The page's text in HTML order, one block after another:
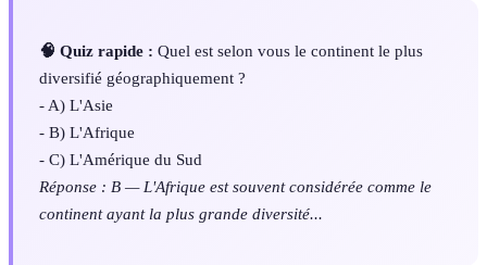
🧠 Quiz rapide : Quel est selon vous le continent le plus
diversifié géographiquement ?
- A) L'Asie
- B) L'Afrique
- C) L'Amérique du Sud
Réponse : B — L'Afrique est souvent considérée comme le
continent ayant la plus grande diversité...